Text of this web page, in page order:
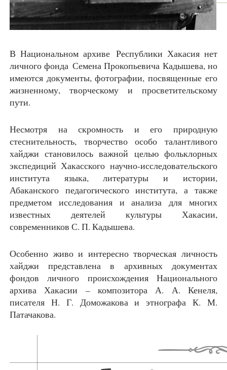
В Национальном архиве Республики Хакасия нет
личного фонда Семена Прокопьевича Кадышева, но
имеются документы, фотографии, посвященные его
жизненному, творческому и просветительскому
пути.
Несмотря на скромность и его природную
стеснительность, творчество особо талантливого
хайджи становилось важной целью фольклорных
экспедиций Хакасского научно-исследовательского
института языка, литературы и истории,
Абаканского педагогического института, а также
предметом исследования и анализа для многих
известных деятелей культуры Хакасии,
современников С. П. Кадышева.
Особенно живо и интересно творческая личность
хайджи представлена в архивных документах
фондов личного происхождения Национального
архива Хакасии – композитора А. А. Кенеля,
писателя Н. Г. Доможакова и этнографа К. М.
Патачакова.